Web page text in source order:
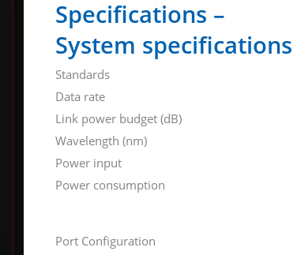
Specifications –
System specifications
Standards
Data rate
Link power budget (dB)
Wavelength (nm)
Power input
Power consumption
Port Configuration